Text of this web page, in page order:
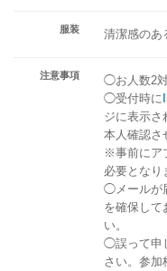
服装 清潔感のあ
注意事項
◯お人数2対
◯受付時に
ジに表示さ
本人確認さ
※事前にア
必要となり
◯メールが
を確保して
い。
◯誤って申
さい。参加